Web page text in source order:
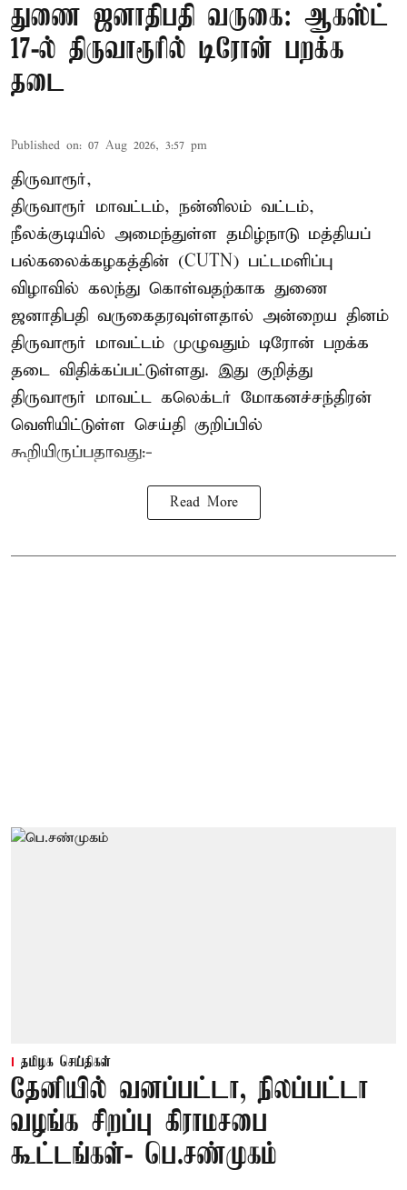
துணை ஜனாதிபதி வருகை: ஆகஸ்ட்
17-ல் திருவாரூரில் டிரோன் பறக்க
தடை
Published on: 07 Aug 2026, 3:57 pm
திருவாரூர்,
திருவாரூர் மாவட்டம், நன்னிலம் வட்டம்,
நீலக்குடியில் அமைந்துள்ள தமிழ்நாடு மத்தியப்
பல்கலைக்கழகத்தின் (CUTN) பட்டமளிப்பு
விழாவில் கலந்து கொள்வதற்காக துணை
ஜனாதிபதி வருகைதரவுள்ளதால் அன்றைய தினம்
திருவாரூர் மாவட்டம் முழுவதும் டிரோன் பறக்க
தடை விதிக்கப்பட்டுள்ளது. இது குறித்து
திருவாரூர் மாவட்ட கலெக்டர் மோகனச்சந்திரன்
வெளியிட்டுள்ள செய்தி குறிப்பில்
கூறியிருப்பதாவது:-
Read More
தமிழக செய்திகள்
தேனியில் வனப்பட்டா, நிலப்பட்டா
வழங்க சிறப்பு கிராமசபை
கூட்டங்கள்- பெ.சண்முகம்